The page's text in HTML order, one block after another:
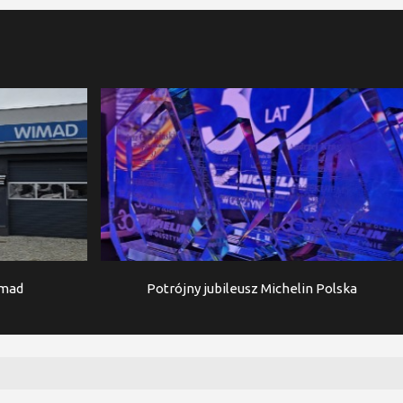
Potrójny jubileusz Michelin Polska